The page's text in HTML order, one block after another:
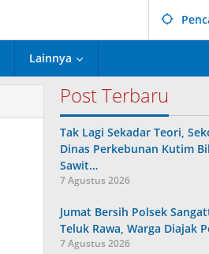
Lainnya
Post Terbaru
Tak Lagi Sekadar Teori,
Dinas Perkebunan Kutim
Sawit…
7 Agustus 2026
Jumat Bersih Polsek
Teluk Rawa, Warga Diajak
7 Agustus 2026